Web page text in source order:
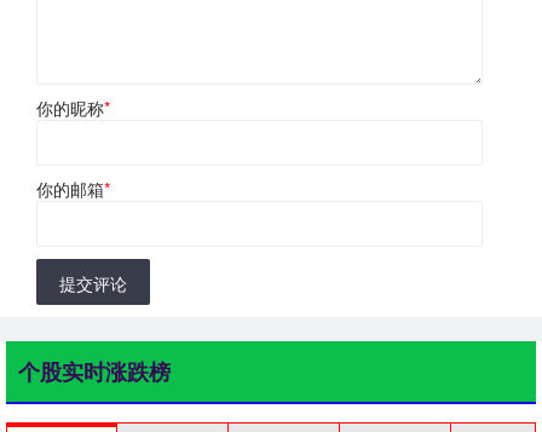
你的昵称*
你的邮箱*
提交评论
个股实时涨跌榜